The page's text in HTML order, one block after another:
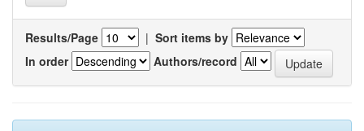
Results/Page | Sort items by
In order
Authors/record